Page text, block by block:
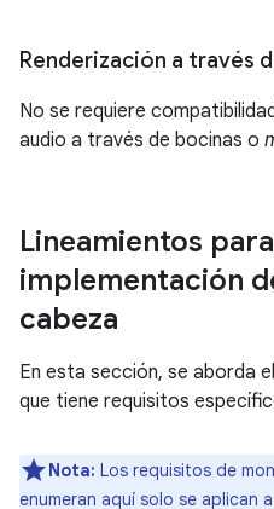
Renderización a través
No se requiere
audio a través de bocinas o
Lineamientos
implementación
cabeza
En esta sección, se aborda
que tiene requisitos
Nota: Los requisitos de
enumeran aquí solo se aplican